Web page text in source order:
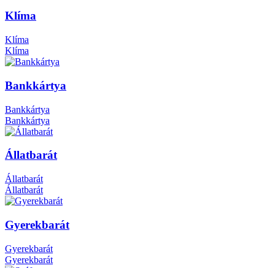
Klíma
Klíma
Klíma
Bankkártya
Bankkártya
Bankkártya
Állatbarát
Állatbarát
Állatbarát
Gyerekbarát
Gyerekbarát
Gyerekbarát